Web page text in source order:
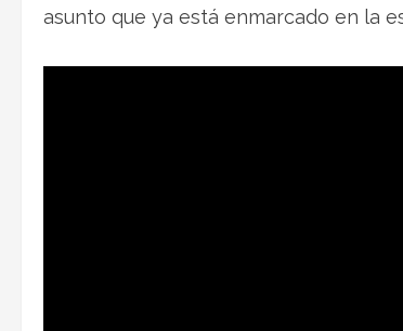
asunto que ya está enmarcado en la